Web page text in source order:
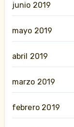
junio 2019
mayo 2019
abril 2019
marzo 2019
febrero 2019